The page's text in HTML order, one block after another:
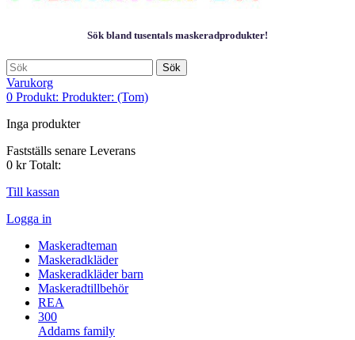
Sök bland tusentals maskeradprodukter!
Sök
Varukorg
0 Produkt: Produkter: (Tom)
Inga produkter
Fastställs senare Leverans
0 kr Totalt:
Till kassan
Logga in
Maskeradteman
Maskeradkläder
Maskeradkläder barn
Maskeradtillbehör
REA
300
Addams family